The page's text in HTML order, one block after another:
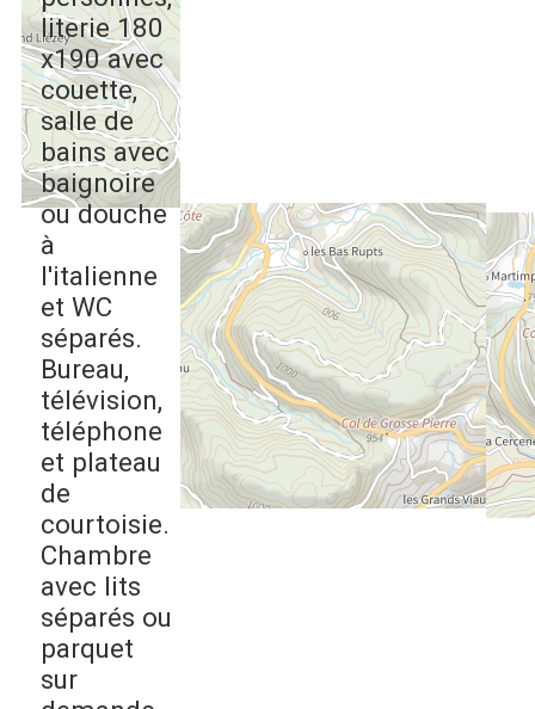
literie 180
x190 avec
couette,
salle de
bains avec
baignoire
ou douche
à
l'italienne
et WC
séparés.
Bureau,
télévision,
téléphone
et plateau
de
courtoisie.
Chambre
avec lits
séparés ou
parquet
sur